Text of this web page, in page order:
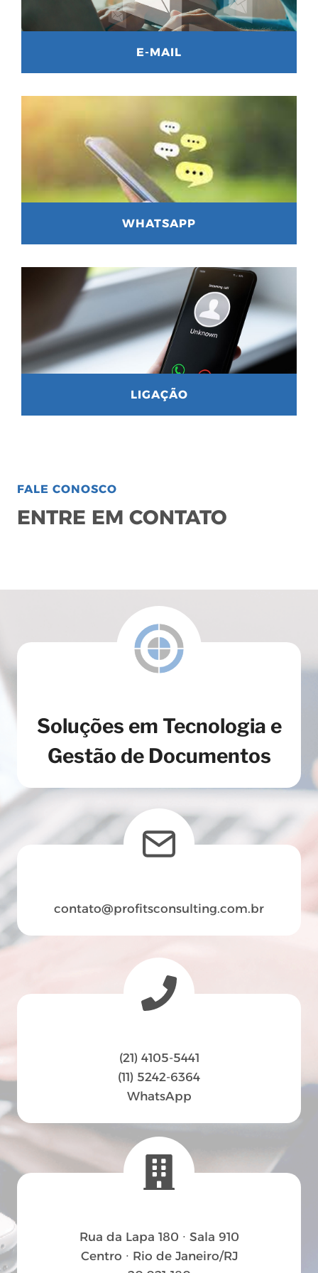
E-MAIL
WHATSAPP
LIGAÇÃO
FALE CONOSCO
ENTRE EM CONTATO
Soluções em Tecnologia e
Gestão de Documentos
contato@profitsconsulting.com.br
(21) 4105-5441
(11) 5242-6364
WhatsApp
Rua da Lapa 180 ∙ Sala 910
Centro ∙ Rio de Janeiro/RJ